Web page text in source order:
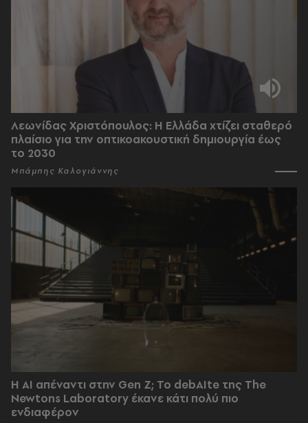
Λεωνίδας Χριστόπουλος: Η Ελλάδα χτίζει σταθερό
πλαίσιο για την οπτικοακουστική δημιουργία έως
το 2030
Μπάμπης Καλογιάννης
Η AI απέναντι στην Gen Z; Το debAIte της The
Newtons Laboratory έκανε κάτι πολύ πιο
ενδιαφέρον